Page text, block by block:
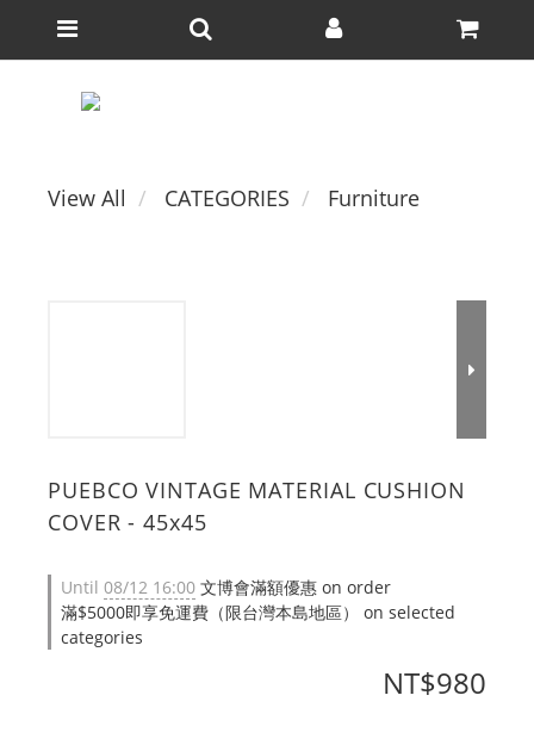
View All CATEGORIES Furniture
PUEBCO VINTAGE MATERIAL CUSHION
COVER - 45x45
Until 08/12 16:00 文博會滿額優惠 on order
滿$5000即享免運費（限台灣本島地區） on selected
categories
NT$980